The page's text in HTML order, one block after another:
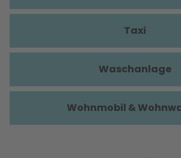
Taxi
Waschanlage
Wohnmobil &